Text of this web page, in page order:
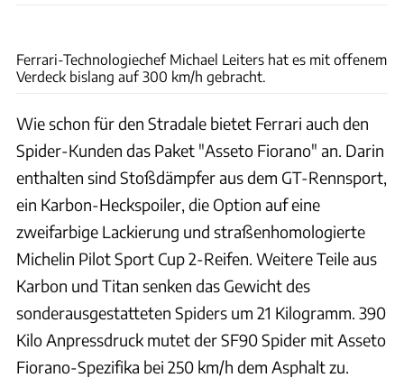
Ferrari-Technologiechef Michael Leiters hat es mit offenem
Verdeck bislang auf 300 km/h gebracht.
Wie schon für den Stradale bietet Ferrari auch den
Spider-Kunden das Paket "Asseto Fiorano" an. Darin
enthalten sind Stoßdämpfer aus dem GT-Rennsport,
ein Karbon-Heckspoiler, die Option auf eine
zweifarbige Lackierung und straßenhomologierte
Michelin Pilot Sport Cup 2-Reifen. Weitere Teile aus
Karbon und Titan senken das Gewicht des
sonderausgestatteten Spiders um 21 Kilogramm. 390
Kilo Anpressdruck mutet der SF90 Spider mit Asseto
Fiorano-Spezifika bei 250 km/h dem Asphalt zu.